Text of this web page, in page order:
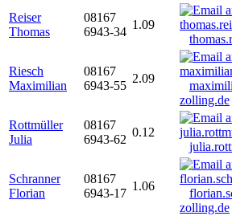
Reiser
Thomas
08167
6943-34
1.09
Riesch
Maximilian
08167
6943-55
2.09
zolling.de
Rottmüller
Julia
08167
6943-62
0.12
Schranner
Florian
08167
6943-17
1.06
zolling.de